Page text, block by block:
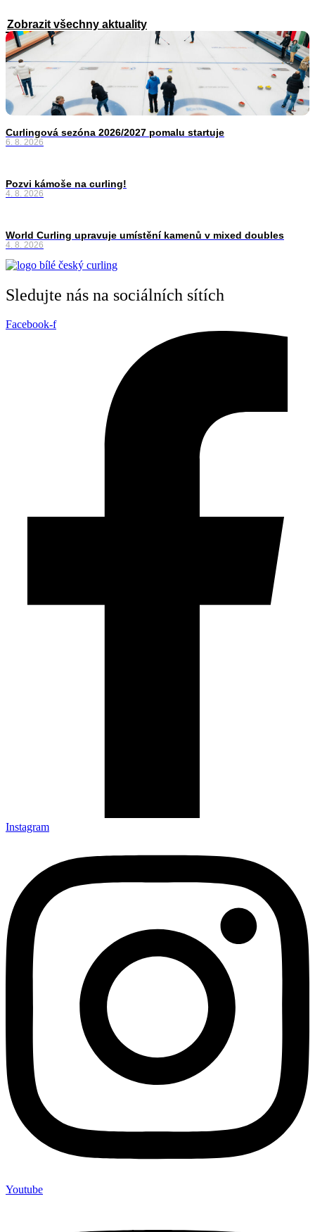
Zobrazit všechny aktuality
Curlingová sezóna 2026/2027 pomalu startuje
6. 8. 2026
Pozvi kámoše na curling!
4. 8. 2026
World Curling upravuje umístění kamenů v mixed doubles
4. 8. 2026
Sledujte nás na sociálních sítích
Facebook-f
Instagram
Youtube